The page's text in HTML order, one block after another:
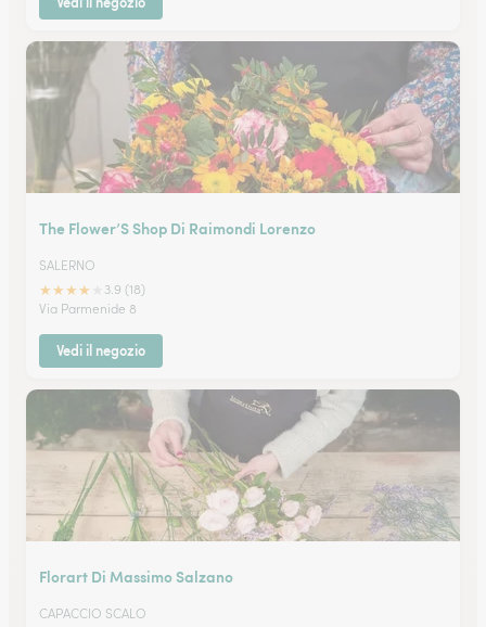
The Flower’S Shop Di Raimondi Lorenzo
SALERNO
★★★★
3.9 (18)
Via Parmenide 8
Vedi il negozio
Florart Di Massimo Salzano
CAPACCIO SCALO